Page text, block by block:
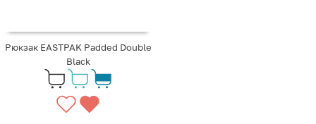
Рюкзак EASTPAK Padded Double
Black